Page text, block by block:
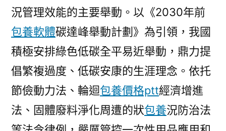
況管理效能的主要舉動。以《2030年前
包養軟體碳達峰舉動計劃》為引領，我國
積極安排綠色低碳全平易近舉動，鼎力提
倡繁複過度、低碳安康的生涯理念。依托
節儉動力法、輪迴包養價格ptt經濟增進
法、固體廢料淨化周遭的狀包養況防治法